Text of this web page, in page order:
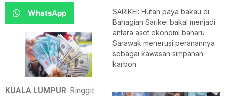
WhatsApp
KUALA LUMPUR: Ringgit
SARIKEI: Hutan paya bakau di
Bahagian Sarikei bakal menjadi
antara aset ekonomi baharu
Sarawak menerusi peranannya
sebagai kawasan simpanan
karbon